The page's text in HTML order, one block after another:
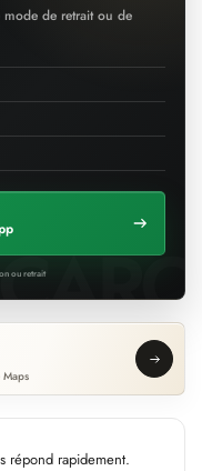
de retrait ou de
ou retrait
répond rapidement.